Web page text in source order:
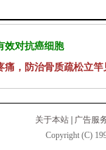
效对抗癌细胞
痛，防治骨质疏松立竿
关于本站
广告服
Copyright (C)